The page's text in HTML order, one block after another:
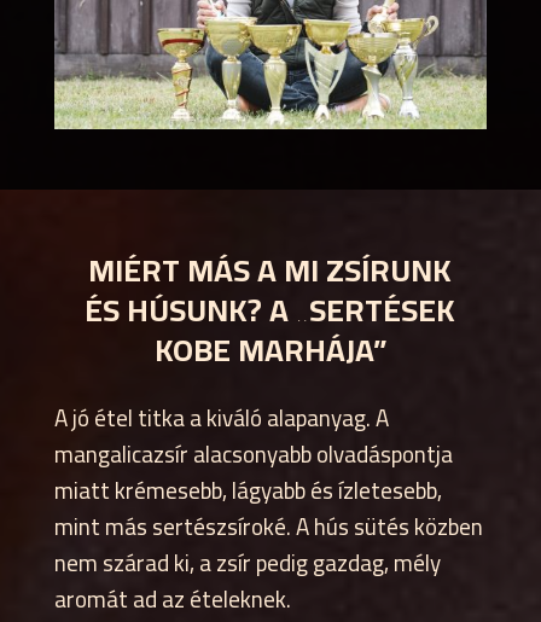
MIÉRT MÁS A MI ZSÍRUNK
ÉS HÚSUNK? A „SERTÉSEK
KOBE MARHÁJA”
A jó étel titka a kiváló alapanyag. A
mangalicazsír alacsonyabb olvadáspontja
miatt krémesebb, lágyabb és ízletesebb,
mint más sertészsíroké. A hús sütés közben
nem szárad ki, a zsír pedig gazdag, mély
aromát ad az ételeknek.